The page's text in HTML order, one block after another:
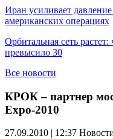
Иран усиливает
американских операциях
Орбитальная сеть
превысило 30
Все новости
КРОК – партнер
Expo-2010
27.09.2010 | 12:37